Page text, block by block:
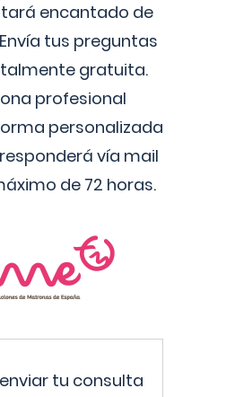
encantado de
tus preguntas
gratuita.
profesional
personalizada
vía mail
de 72 horas.
tu consulta